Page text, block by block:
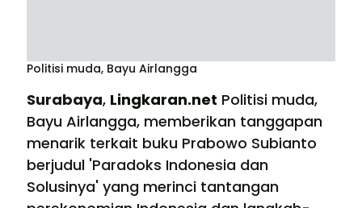
Politisi muda, Bayu Airlangga
Surabaya, Lingkaran.net Politisi muda,
Bayu Airlangga, memberikan tanggapan
menarik terkait buku Prabowo Subianto
berjudul 'Paradoks Indonesia dan
Solusinya' yang merinci tantangan